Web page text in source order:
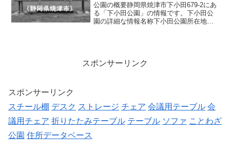
公園の概要静岡県焼津市下小田679-2にあ
る「下小田公園」の情報です。下小田公
園の詳細な情報名称下小田公園所在地静
スポンサーリンク
スポンサーリンク
スチール棚 デスク ストレージ チェア 会議用テーブル 会
議用チェア 折りたたみテーブル テーブル ソファ ことわざ
公園 住所データベース